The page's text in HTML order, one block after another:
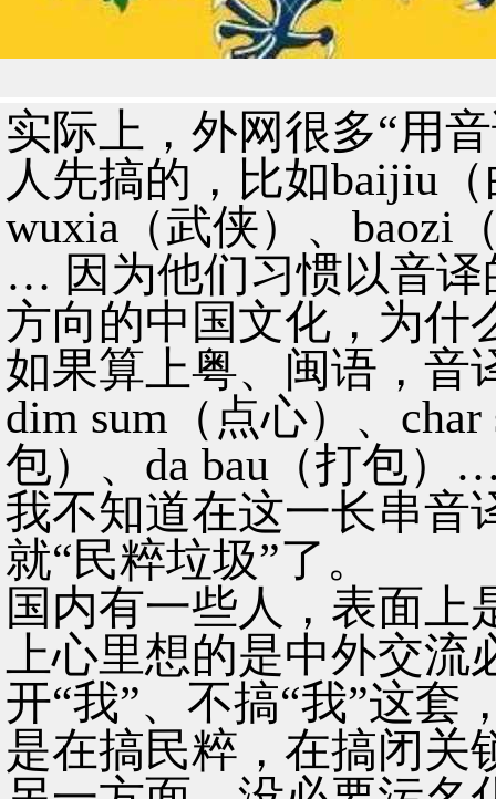
实际上，外网很多“用
人先搞的，比如baijiu
wuxia（武侠）、baozi
… 因为他们习惯以音译
方向的中国文化，为什
如果算上粤、闽语，音
dim sum（点心）、
包）、da bau（打包）
我不知道在这一长串音
就“民粹垃圾”了。
国内有一些人，表面上
上心里想的是中外交
开“我”、不搞“我”这套
是在搞民粹，在搞闭关